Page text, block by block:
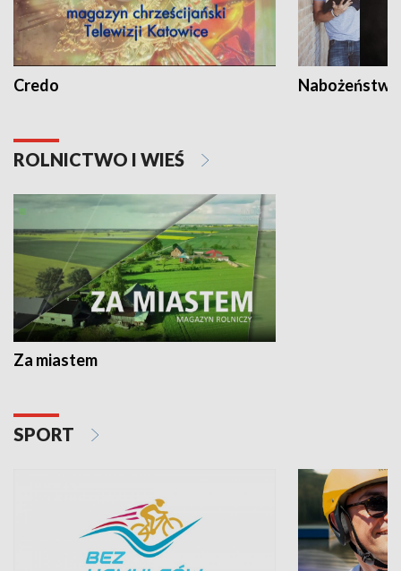
Credo
ROLNICTWO I WIEŚ
Za miastem
SPORT